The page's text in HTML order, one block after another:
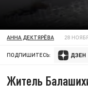
АННА ДЕКТЯРЁВА 28
ПОДПИШИТЕСЬ:
Житель